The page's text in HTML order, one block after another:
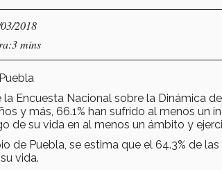
2018
mins
Encuesta Nacional sobre la Dinámica
y más, 66.1% han sufrido al menos un
de su vida en al menos un ámbito y
de Puebla, se estima que el 64.3% de
vida.